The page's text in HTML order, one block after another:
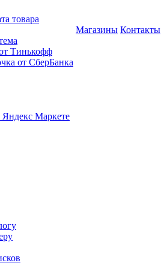
товара
Тинькофф
от СберБанка
Маркете
Магазины Контакты